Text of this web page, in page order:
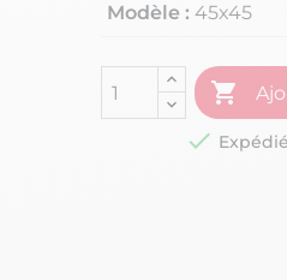
Modèle : 45x45

